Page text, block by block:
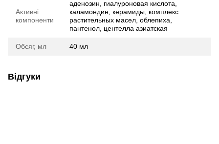
Активні
компоненти
аденозин, гиалуроновая кислота,
каламондин, керамиды, комплекс
растительных масел, облепиха,
пантенол, центелла азиатская
Обсяг, мл 40 мл
Відгуки